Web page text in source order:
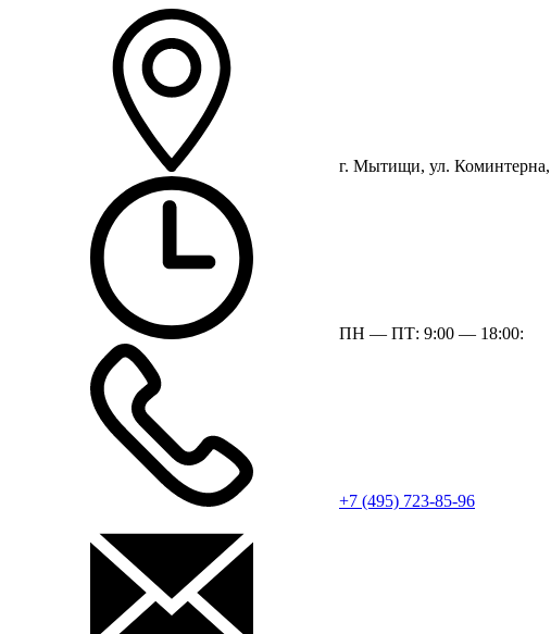
г. Мытищи, ул.
ПН — ПТ: 9:00 — 18:00:
+7 (495) 723-85-96